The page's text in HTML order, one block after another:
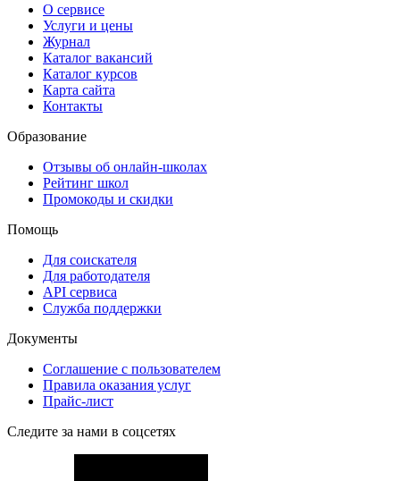
О сервисе
Услуги и цены
Журнал
Каталог вакансий
Каталог курсов
Карта сайта
Контакты
Образование
Отзывы об онлайн-школах
Рейтинг школ
Промокоды и скидки
Помощь
Для соискателя
Для работодателя
API сервиса
Служба поддержки
Документы
Соглашение с пользователем
Правила оказания услуг
Прайс-лист
Следите за нами в соцсетях